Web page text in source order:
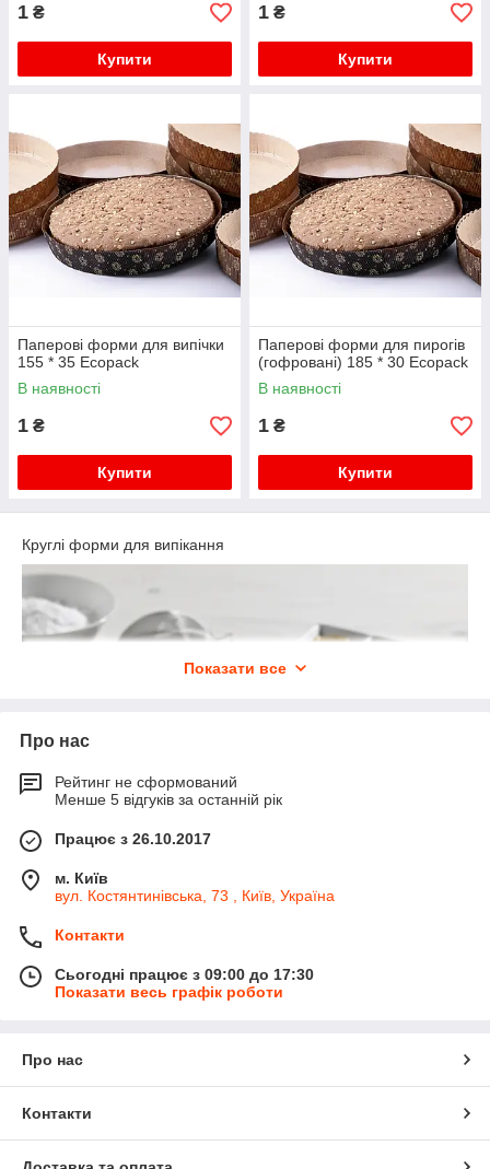
1 ₴
Купити
1 ₴
Купити
Паперові форми для випічки
155 * 35 Ecopack
В наявності
1 ₴
Купити
Паперові форми для пирогів
(гофровані) 185 * 30 Ecopack
В наявності
1 ₴
Купити
Круглі форми для випікання
Показати все
Про нас
Рейтинг не сформований
Менше 5 відгуків за останній рік
Працює з 26.10.2017
м. Київ
вул. Костянтинівська, 73 , Київ, Україна
Контакти
Сьогодні працює з 09:00 до 17:30
Показати весь графік роботи
Про нас
Контакти